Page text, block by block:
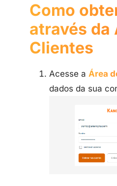
Como
através da
Clientes
Acesse a Área
dados da sua